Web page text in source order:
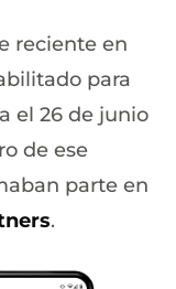
reciente en
para
el 26 de junio
de ese
parte en
.